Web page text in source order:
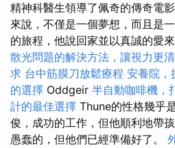
精神科醫生領導了佩奇的傳奇電
來說，不僅是一個夢想，而且是
的旅程，他說回家並以真誠的愛
散光問題的解決方法，讓視力更
求 台中筋膜刀放鬆療程 安養院，
的選擇 Oddgeir 半自動咖啡機，
計的最佳選擇 Thune的性格幾乎
俊，成功的工作，但他順利地帶
愚蠢的，但他們已經準備好了。